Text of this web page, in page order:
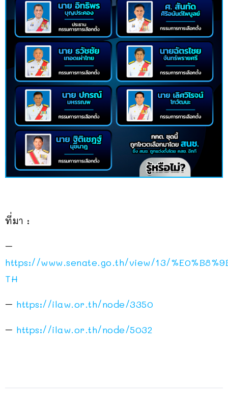
ที่มา :
–
https://www.senate.go.th/view/13/
TH
– https://ilaw.or.th/node/3350
– https://ilaw.or.th/node/5032